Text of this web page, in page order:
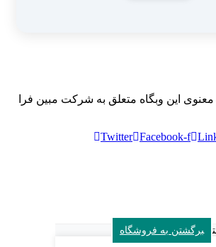
این وبگاه متعلق به شرکت مبین فرا
Twitter Facebook-f
برگشتن به فروشگاه